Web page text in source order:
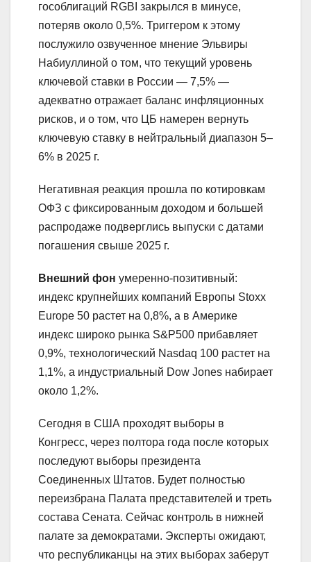
гособлигаций RGBI закрылся в минусе,
потеряв около 0,5%. Триггером к этому
послужило озвученное мнение Эльвиры
Набиуллиной о том, что текущий уровень
ключевой ставки в России — 7,5% —
адекватно отражает баланс инфляционных
рисков, и о том, что ЦБ намерен вернуть
ключевую ставку в нейтральный диапазон 5–
6% в 2025 г.
Негативная реакция прошла по котировкам
ОФЗ с фиксированным доходом и большей
распродаже подверглись выпуски с датами
погашения свыше 2025 г.
Внешний фон умеренно-позитивный:
индекс крупнейших компаний Европы Stoxx
Europe 50 растет на 0,8%, а в Америке
индекс широко рынка S&P500 прибавляет
0,9%, технологический Nasdaq 100 растет на
1,1%, а индустриальный Dow Jones набирает
около 1,2%.
Сегодня в США проходят выборы в
Конгресс, через полтора года после которых
последуют выборы президента
Соединенных Штатов. Будет полностью
переизбрана Палата представителей и треть
состава Сената. Сейчас контроль в нижней
палате за демократами. Эксперты ожидают,
что республиканцы на этих выборах заберут